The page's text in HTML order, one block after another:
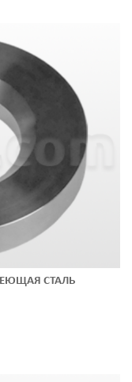
СТАЛЬ